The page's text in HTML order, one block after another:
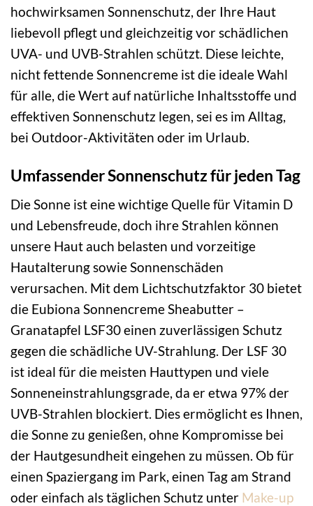
hochwirksamen Sonnenschutz, der Ihre Haut
liebevoll pflegt und gleichzeitig vor schädlichen
UVA- und UVB-Strahlen schützt. Diese leichte,
nicht fettende Sonnencreme ist die ideale Wahl
für alle, die Wert auf natürliche Inhaltsstoffe und
effektiven Sonnenschutz legen, sei es im Alltag,
bei Outdoor-Aktivitäten oder im Urlaub.
Umfassender Sonnenschutz für jeden Tag
Die Sonne ist eine wichtige Quelle für Vitamin D
und Lebensfreude, doch ihre Strahlen können
unsere Haut auch belasten und vorzeitige
Hautalterung sowie Sonnenschäden
verursachen. Mit dem Lichtschutzfaktor 30 bietet
die Eubiona Sonnencreme Sheabutter –
Granatapfel LSF30 einen zuverlässigen Schutz
gegen die schädliche UV-Strahlung. Der LSF 30
ist ideal für die meisten Hauttypen und viele
Sonneneinstrahlungsgrade, da er etwa 97% der
UVB-Strahlen blockiert. Dies ermöglicht es Ihnen,
die Sonne zu genießen, ohne Kompromisse bei
der Hautgesundheit eingehen zu müssen. Ob für
einen Spaziergang im Park, einen Tag am Strand
oder einfach als täglichen Schutz unter Make-up